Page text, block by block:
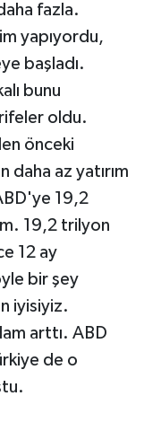
fazla.
yapıyordu,
başladı.
bunu
oldu.
önceki
az yatırım
19,2
19,2 trilyon
12 ay
bir şey
iyisiyiz.
arttı. ABD
de o